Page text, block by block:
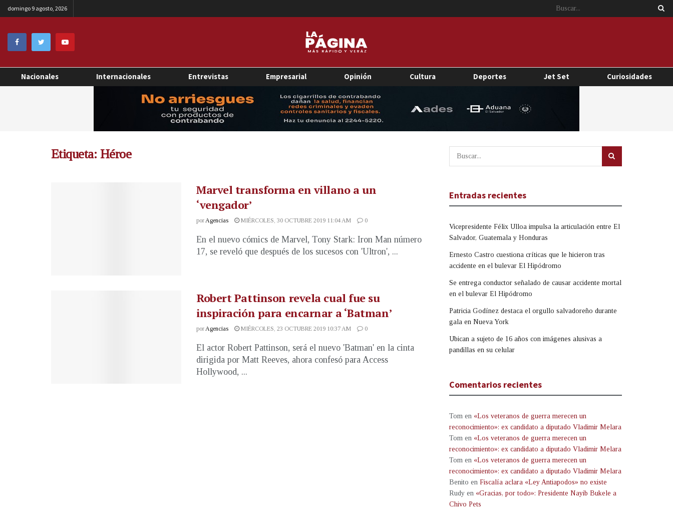
domingo 9 agosto, 2026
Nacionales Internacionales Entrevistas Empresarial Opinión Cultura Deportes Jet Set Curiosidades
Etiqueta: Héroe
Marvel transforma en villano a un
‘vengador’
porAgencias MIÉRCOLES, 30 OCTUBRE 2019 11:04 AM 0
En el nuevo cómics de Marvel, Tony Stark: Iron Man número
17, se reveló que después de los sucesos con 'Ultron', ...
Robert Pattinson revela cual fue su
inspiración para encarnar a ‘Batman’
porAgencias MIÉRCOLES, 23 OCTUBRE 2019 10:37 AM 0
El actor Robert Pattinson, será el nuevo 'Batman' en la cinta
dirigida por Matt Reeves, ahora confesó para Access
Hollywood, ...
Entradas recientes
Vicepresidente Félix Ulloa impulsa la articulación entre El
Salvador, Guatemala y Honduras
Ernesto Castro cuestiona críticas que le hicieron tras
accidente en el bulevar El Hipódromo
Se entrega conductor señalado de causar accidente mortal
en el bulevar El Hipódromo
Patricia Godínez destaca el orgullo salvadoreño durante
gala en Nueva York
Ubican a sujeto de 16 años con imágenes alusivas a
pandillas en su celular
Comentarios recientes
Tom en «Los veteranos de guerra merecen un
reconocimiento»: ex candidato a diputado Vladimir Melara
Tom en «Los veteranos de guerra merecen un
reconocimiento»: ex candidato a diputado Vladimir Melara
Tom en «Los veteranos de guerra merecen un
reconocimiento»: ex candidato a diputado Vladimir Melara
Benito en Fiscalía aclara «Ley Antiapodos» no existe
Rudy en «Gracias, por todo»: Presidente Nayib Bukele a
Chivo Pets